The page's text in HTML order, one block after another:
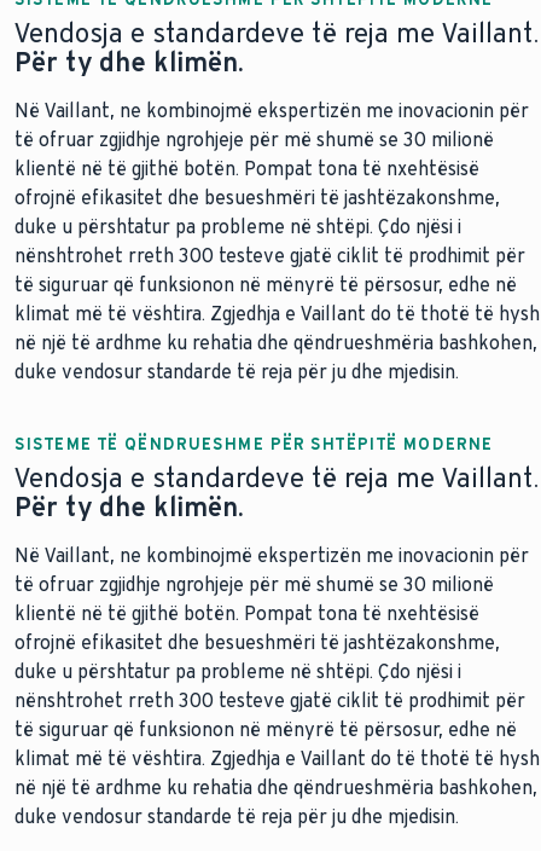
Vendosja e standardeve të reja me Vaillant.
Për ty dhe klimën.
Në Vaillant, ne kombinojmë ekspertizën me inovacionin për
të ofruar zgjidhje ngrohjeje për më shumë se 30 milionë
klientë në të gjithë botën. Pompat tona të nxehtësisë
ofrojnë efikasitet dhe besueshmëri të jashtëzakonshme,
duke u përshtatur pa probleme në shtëpi. Çdo njësi i
nënshtrohet rreth 300 testeve gjatë ciklit të prodhimit për
të siguruar që funksionon në mënyrë të përsosur, edhe në
klimat më të vështira. Zgjedhja e Vaillant do të thotë të hysh
në një të ardhme ku rehatia dhe qëndrueshmëria bashkohen,
duke vendosur standarde të reja për ju dhe mjedisin.
SISTEME TË QËNDRUESHME PËR SHTËPITË MODERNE
Vendosja e standardeve të reja me Vaillant.
Për ty dhe klimën.
Në Vaillant, ne kombinojmë ekspertizën me inovacionin për
të ofruar zgjidhje ngrohjeje për më shumë se 30 milionë
klientë në të gjithë botën. Pompat tona të nxehtësisë
ofrojnë efikasitet dhe besueshmëri të jashtëzakonshme,
duke u përshtatur pa probleme në shtëpi. Çdo njësi i
nënshtrohet rreth 300 testeve gjatë ciklit të prodhimit për
të siguruar që funksionon në mënyrë të përsosur, edhe në
klimat më të vështira. Zgjedhja e Vaillant do të thotë të hysh
në një të ardhme ku rehatia dhe qëndrueshmëria bashkohen,
duke vendosur standarde të reja për ju dhe mjedisin.